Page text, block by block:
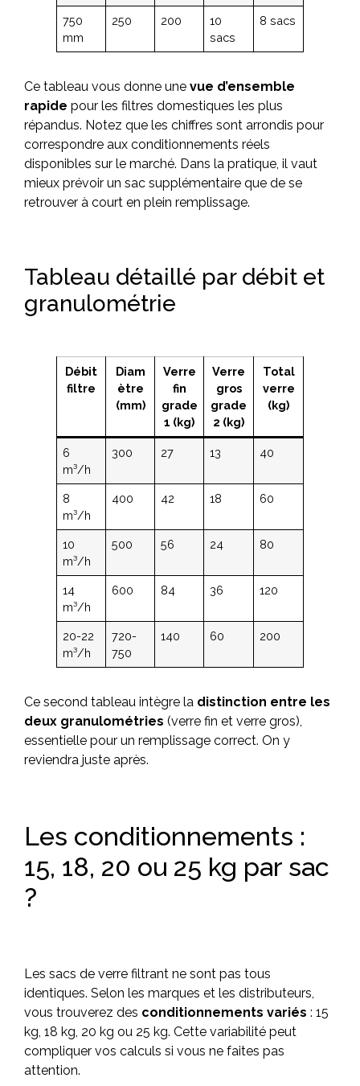
750
mm
250 200
10
sacs
8 sacs
Ce tableau vous donne une vue d’ensemble
rapide pour les filtres domestiques les plus
répandus. Notez que les chiffres sont arrondis pour
correspondre aux conditionnements réels
disponibles sur le marché. Dans la pratique, il vaut
mieux prévoir un sac supplémentaire que de se
retrouver à court en plein remplissage.
Tableau détaillé par débit et
granulométrie
Débit
filtre
Diam
ètre
(mm)
Verre
fin
grade
1 (kg)
Verre
gros
grade
2 (kg)
Total
verre
(kg)
6
m³/h
300 27 13 40
8
m³/h
400 42 18 60
10
m³/h
500 56 24 80
14
m³/h
600 84 36 120
20-22
m³/h
720-
750
140 60 200
Ce second tableau intègre la distinction entre les
deux granulométries (verre fin et verre gros),
essentielle pour un remplissage correct. On y
reviendra juste après.
Les conditionnements :
15, 18, 20 ou 25 kg par sac
?
Les sacs de verre filtrant ne sont pas tous
identiques. Selon les marques et les distributeurs,
vous trouverez des conditionnements variés : 15
kg, 18 kg, 20 kg ou 25 kg. Cette variabilité peut
compliquer vos calculs si vous ne faites pas
attention.